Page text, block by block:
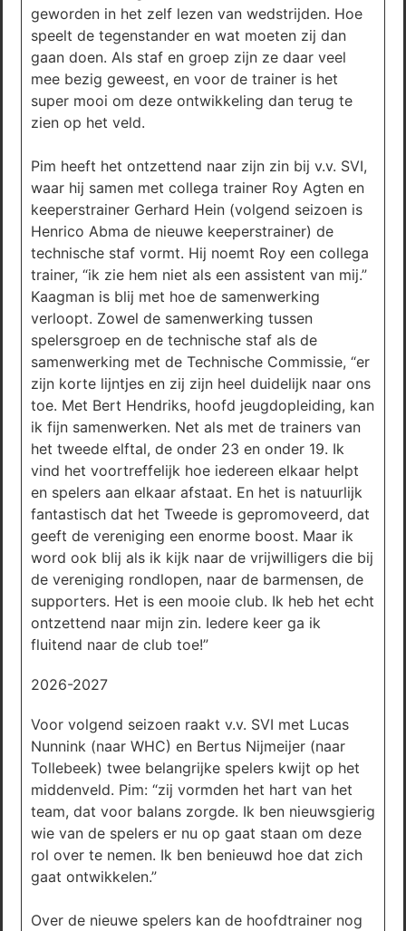
geworden in het zelf lezen van wedstrijden. Hoe
speelt de tegenstander en wat moeten zij dan
gaan doen. Als staf en groep zijn ze daar veel
mee bezig geweest, en voor de trainer is het
super mooi om deze ontwikkeling dan terug te
zien op het veld.
Pim heeft het ontzettend naar zijn zin bij v.v. SVI,
waar hij samen met collega trainer Roy Agten en
keeperstrainer Gerhard Hein (volgend seizoen is
Henrico Abma de nieuwe keeperstrainer) de
technische staf vormt. Hij noemt Roy een collega
trainer, “ik zie hem niet als een assistent van mij.”
Kaagman is blij met hoe de samenwerking
verloopt. Zowel de samenwerking tussen
spelersgroep en de technische staf als de
samenwerking met de Technische Commissie, “er
zijn korte lijntjes en zij zijn heel duidelijk naar ons
toe. Met Bert Hendriks, hoofd jeugdopleiding, kan
ik fijn samenwerken. Net als met de trainers van
het tweede elftal, de onder 23 en onder 19. Ik
vind het voortreffelijk hoe iedereen elkaar helpt
en spelers aan elkaar afstaat. En het is natuurlijk
fantastisch dat het Tweede is gepromoveerd, dat
geeft de vereniging een enorme boost. Maar ik
word ook blij als ik kijk naar de vrijwilligers die bij
de vereniging rondlopen, naar de barmensen, de
supporters. Het is een mooie club. Ik heb het echt
ontzettend naar mijn zin. Iedere keer ga ik
fluitend naar de club toe!”
2026-2027
Voor volgend seizoen raakt v.v. SVI met Lucas
Nunnink (naar WHC) en Bertus Nijmeijer (naar
Tollebeek) twee belangrijke spelers kwijt op het
middenveld. Pim: “zij vormden het hart van het
team, dat voor balans zorgde. Ik ben nieuwsgierig
wie van de spelers er nu op gaat staan om deze
rol over te nemen. Ik ben benieuwd hoe dat zich
gaat ontwikkelen.”
Over de nieuwe spelers kan de hoofdtrainer nog